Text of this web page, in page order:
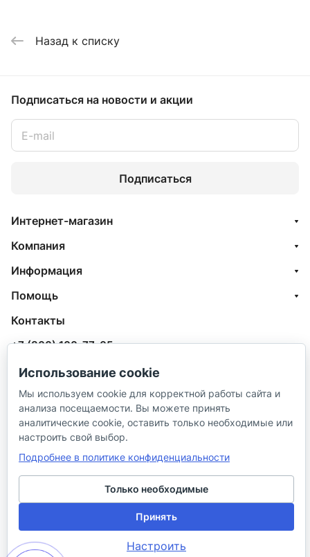
Назад к списку
Подписаться на новости и акции
Подписаться
Интернет-магазин
Компания
Информация
Помощь
Контакты
+7 (800) 100-77-05
info@aquatehnik.com
г. Краснодар (Центр),
ул. Чкалова, 167
© 2026 ИП Сибирцев И. В.
Политика в отношении песональных
Использование cookie
Мы используем cookie для корректной работы сайта и
анализа посещаемости. Вы можете принять
аналитические cookie, оставить только необходимые или
настроить свой выбор.
Подробнее в политике конфиденциальности
Только необходимые
Принять
Настроить